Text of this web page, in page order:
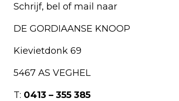
Schrijf, bel of mail naar
DE GORDIAANSE KNOOP
Kievietdonk 69
5467 AS VEGHEL
T: 0413 – 355 385